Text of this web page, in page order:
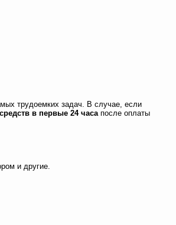
трудоемких задач. В случае, если
в первые 24 часа после оплаты
и другие.